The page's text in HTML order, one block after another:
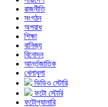
রাজনীতি
সংগঠন
অপরাধ
শিক্ষা
বানিজ্য
বিনোদন
আর্ন্তজাতিক
খেলাধুলা
ভিডিও স্টোরি
ফটো স্টোরি
ফটোগ্যালারি